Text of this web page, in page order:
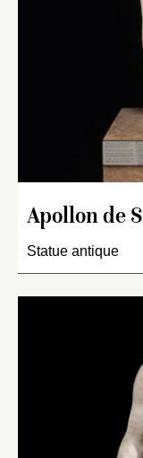
Apollon de
Statue antique